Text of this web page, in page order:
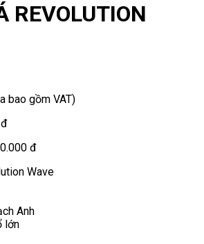
REVOLUTION
bao gồm VAT)
đ
Wave
Anh
lớn